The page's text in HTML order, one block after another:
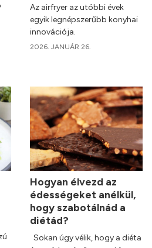
Az airfryer az utóbbi évek
egyik legnépszerűbb konyhai
innovációja.
2026. JANUÁR 26.
Hogyan élvezd az
édességeket anélkül,
hogy szabotálnád a
diétád?
Sokan úgy vélik, hogy a diéta